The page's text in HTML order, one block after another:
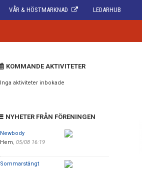
VÅR & HÖSTMARKNAD LEDARHUB
KOMMANDE AKTIVITETER
Inga aktiviteter inbokade
NYHETER FRÅN FÖRENINGEN
Newbody
Hem, 05/08 16:19
Sommarstängt